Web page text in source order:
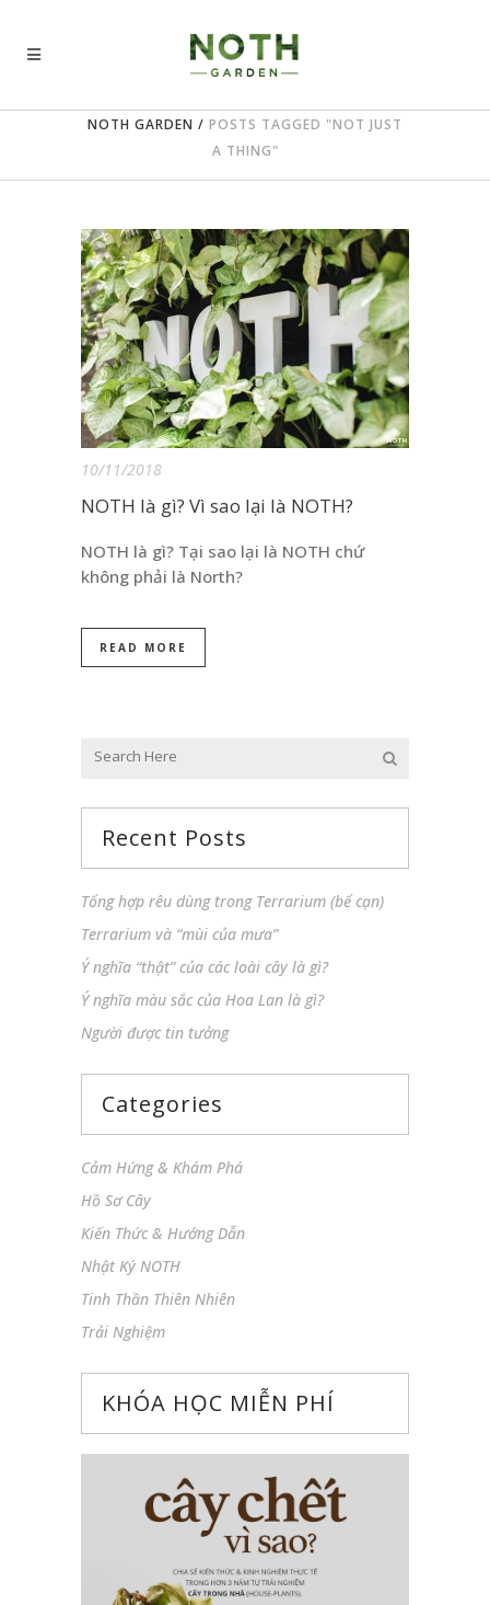
NOTH GARDEN / POSTS TAGGED "NOT JUST
A THING"
10/11/2018
NOTH là gì? Vì sao lại là NOTH?
NOTH là gì? Tại sao lại là NOTH chứ
không phải là North?
READ MORE
Recent Posts
Tổng hợp rêu dùng trong Terrarium (bể cạn)
Terrarium và “mùi của mưa”
Ý nghĩa “thật” của các loài cây là gì?
Ý nghĩa màu sắc của Hoa Lan là gì?
Người được tin tưởng
Categories
Cảm Hứng & Khám Phá
Hồ Sơ Cây
Kiến Thức & Hướng Dẫn
Nhật Ký NOTH
Tinh Thần Thiên Nhiên
Trải Nghiệm
KHÓA HỌC MIỄN PHÍ